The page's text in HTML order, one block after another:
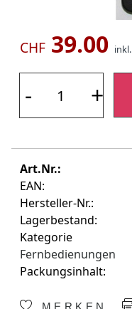
CHF 39.00
- +
Art.Nr.:
EAN:
Hersteller-Nr.:
Lagerbestand:
Kategorie
Fernbedienungen
Packungsinhalt: